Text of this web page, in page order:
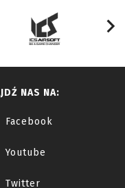
NAS NA:
Facebook
Youtube
Twitter